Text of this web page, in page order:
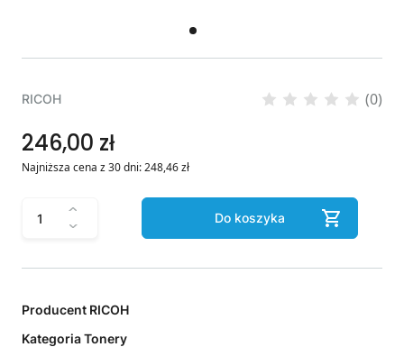
RICOH (0)
246,00 zł
Najniższa cena z 30 dni:248,46zł
Producent RICOH
KategoriaTonery
Do koszyka